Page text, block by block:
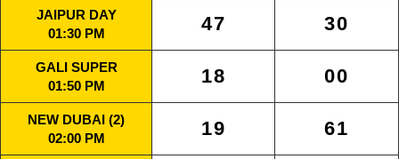
JAIPUR DAY
01:30 PM
47 30
GALI SUPER
01:50 PM
18 00
NEW DUBAI (2)
02:00 PM
19 61